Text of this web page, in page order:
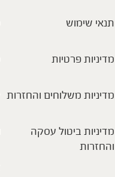
תנאי שימוש
מדיניות פרטיות
מדיניות משלוחים והחזרות
מדיניות ביטול עסקה
והחזרות